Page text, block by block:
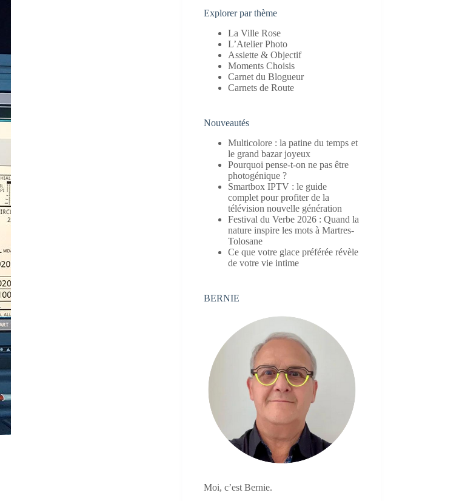
Explorer par thème
La Ville Rose
L’Atelier Photo
Assiette & Objectif
Moments Choisis
Carnet du Blogueur
Carnets de Route
Nouveautés
Multicolore : la patine du temps et
le grand bazar joyeux
Pourquoi pense-t-on ne pas être
photogénique ?
Smartbox IPTV : le guide
complet pour profiter de la
télévision nouvelle génération
Festival du Verbe 2026 : Quand la
nature inspire les mots à Martres-
Tolosane
Ce que votre glace préférée révèle
de votre vie intime
BERNIE
Moi, c’est Bernie.